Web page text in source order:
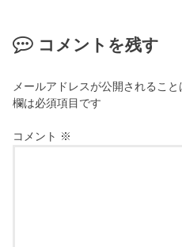
コメントを残す
メールアドレスが公開されること
欄は必須項目です
コメント ※